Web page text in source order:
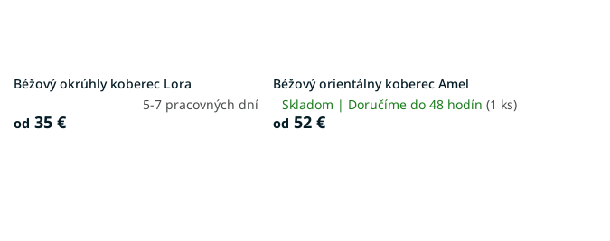
Béžový okrúhly koberec Lora
5-7 pracovných dní
od 35 €
Béžový orientálny koberec Amel
Skladom | Doručíme do 48 hodín (1 ks)
od 52 €